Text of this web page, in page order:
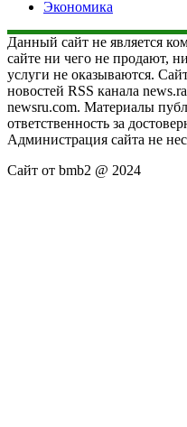
Экономика
Данный сайт не является
сайте ни чего не продают,
услуги не оказываются.
новостей RSS канала
newsru.com. Материалы
ответственность за
Администрация сайта не
Сайт от bmb2 @ 2024